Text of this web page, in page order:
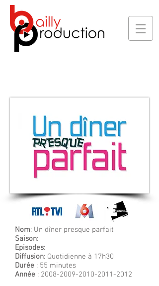
Nom: Un dîner presque parfait
Saison:
Episodes:
Diffusion: Quotidienne à 17h30
Durée : 55 minutes
Année : 2008-2009-2010-2011 -2012